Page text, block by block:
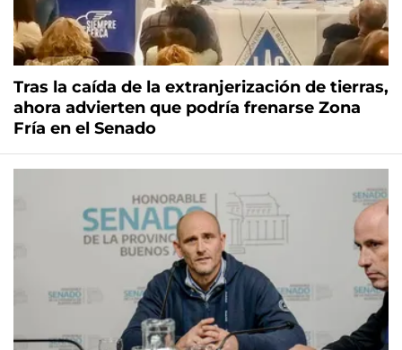
Tras la caída de la extranjerización de tierras,
ahora advierten que podría frenarse Zona
Fría en el Senado